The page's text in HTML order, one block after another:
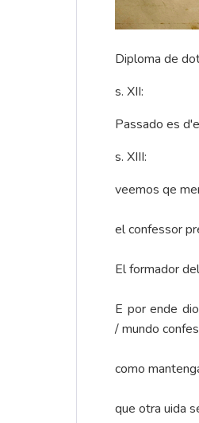
Diploma de
s. XII:
Passado es
s. XIII:
veemos qe
el confessor
El formador
E por ende
/ mundo
como
que otra uida